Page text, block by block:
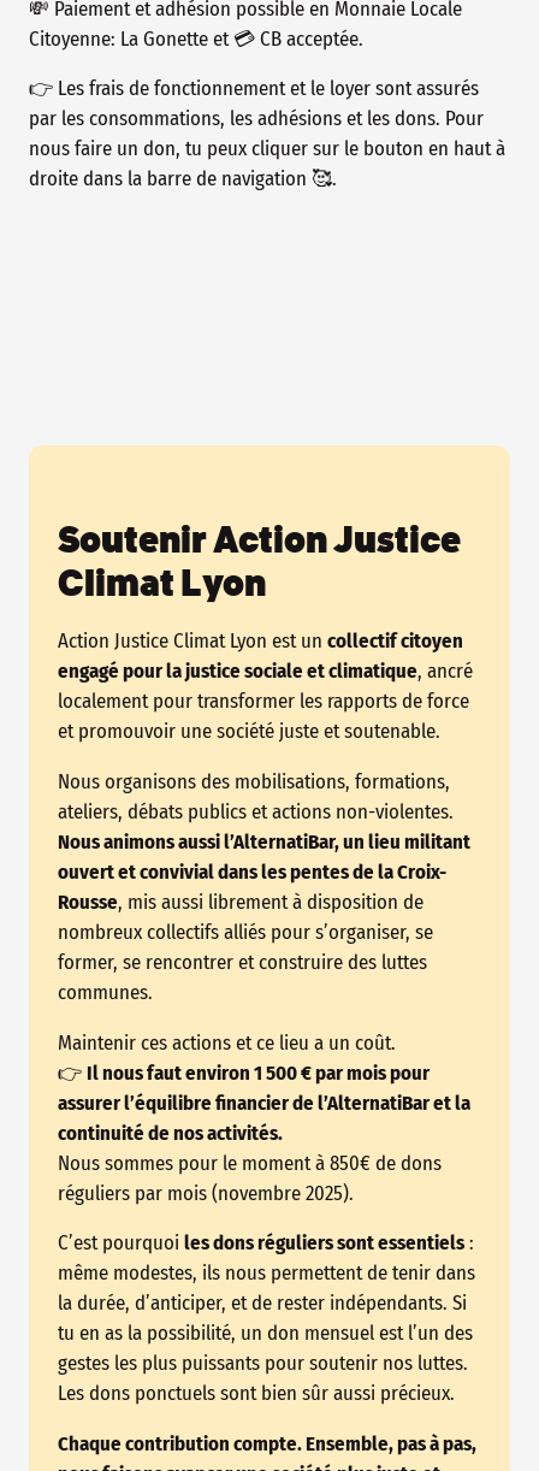
💸 Paiement et adhésion possible en Monnaie Locale
Citoyenne: La Gonette et 💳 CB acceptée.
👉 Les frais de fonctionnement et le loyer sont assurés
par les consommations, les adhésions et les dons. Pour
nous faire un don, tu peux cliquer sur le bouton en haut à
droite dans la barre de navigation 🥰.
Soutenir Action Justice
Climat Lyon
Action Justice Climat Lyon est un collectif citoyen
engagé pour la justice sociale et climatique, ancré
localement pour transformer les rapports de force
et promouvoir une société juste et soutenable.
Nous organisons des mobilisations, formations,
ateliers, débats publics et actions non-violentes.
Nous animons aussi l’AlternatiBar, un lieu militant
ouvert et convivial dans les pentes de la Croix-
Rousse, mis aussi librement à disposition de
nombreux collectifs alliés pour s’organiser, se
former, se rencontrer et construire des luttes
communes.
Maintenir ces actions et ce lieu a un coût.
👉 Il nous faut environ 1 500 € par mois pour
assurer l’équilibre financier de l’AlternatiBar et la
continuité de nos activités.
Nous sommes pour le moment à 850€ de dons
réguliers par mois (novembre 2025).
C’est pourquoi les dons réguliers sont essentiels :
même modestes, ils nous permettent de tenir dans
la durée, d’anticiper, et de rester indépendants. Si
tu en as la possibilité, un don mensuel est l’un des
gestes les plus puissants pour soutenir nos luttes.
Les dons ponctuels sont bien sûr aussi précieux.
Chaque contribution compte. Ensemble, pas à pas,